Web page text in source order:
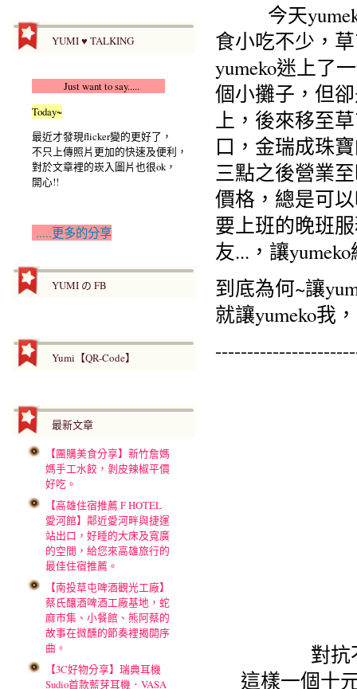
YUMI ♥ TALKING
Just want to say.....
Today~
最近才發現flicker變的更好了，
不只上傳照片更加的快速及便利，
對於文章裡的崁入圖片也很ok，
開心!!
.....更多的分享
YUMI の FB
Yumi【QR-Code】
最新文章
【團購美食分享】新竹詹媽
媽手工水餃，剝皮辣椒平價
好吃。
【高雄住宿推薦 F HOTEL
愛河館】鄰近愛河畔與捷運
站出口，好睡的大床及寬廣
的空間，給您來高雄旅行的
最佳住宿推薦。
【南投草屯啤酒觀光工廠】
蔡氏釀酒啤酒工廠基地，蛇
麻市集、小餐館、熊阿蔡的
故事在微醺的節奏裡揭開序
曲。
【3C好物分享】瑞典耳機
Sudio首款藍芽耳機．VASA
今天yumeko
食小吃不少，
yumeko迷上了
個小攤子，但
上，後來移至
口，金瑞成珠
三點之後營業
價格，總是可
要上班的晚班
友...，讓
到底為何~讓
就讓yumeko我
對抗
這樣一個十